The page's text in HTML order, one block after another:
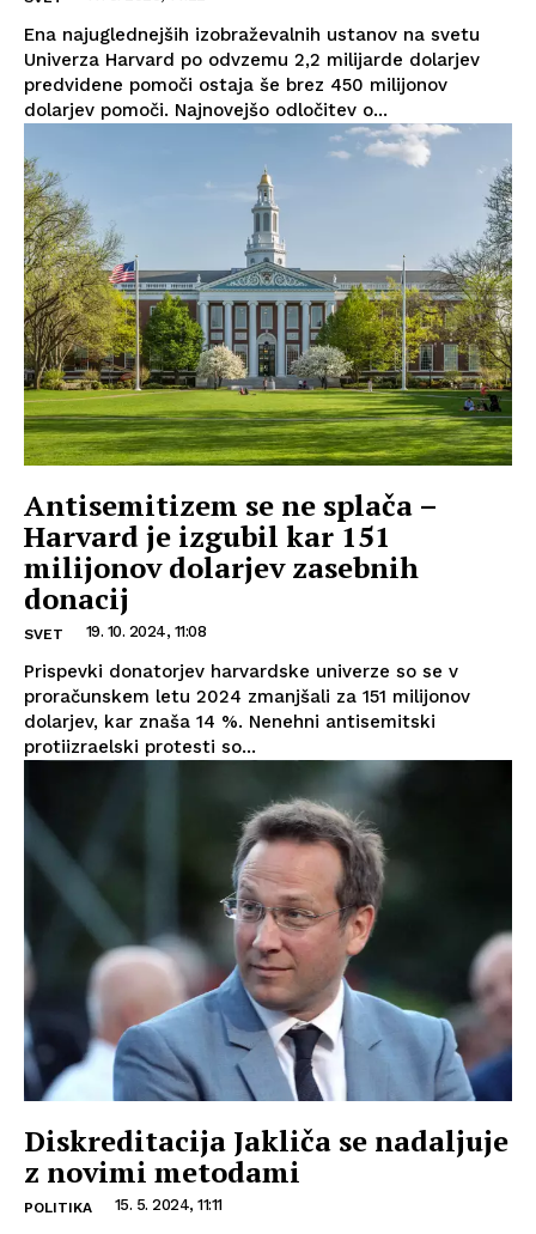
Ena najuglednejših izobraževalnih ustanov na svetu
Univerza Harvard po odvzemu 2,2 milijarde dolarjev
predvidene pomoči ostaja še brez 450 milijonov
dolarjev pomoči. Najnovejšo odločitev o...
Antisemitizem se ne splača –
Harvard je izgubil kar 151
milijonov dolarjev zasebnih
donacij
SVET 19. 10. 2024, 11:08
Prispevki donatorjev harvardske univerze so se v
proračunskem letu 2024 zmanjšali za 151 milijonov
dolarjev, kar znaša 14 %. Nenehni antisemitski
protiizraelski protesti so...
Diskreditacija Jakliča se nadaljuje
z novimi metodami
POLITIKA 15. 5. 2024, 11:11